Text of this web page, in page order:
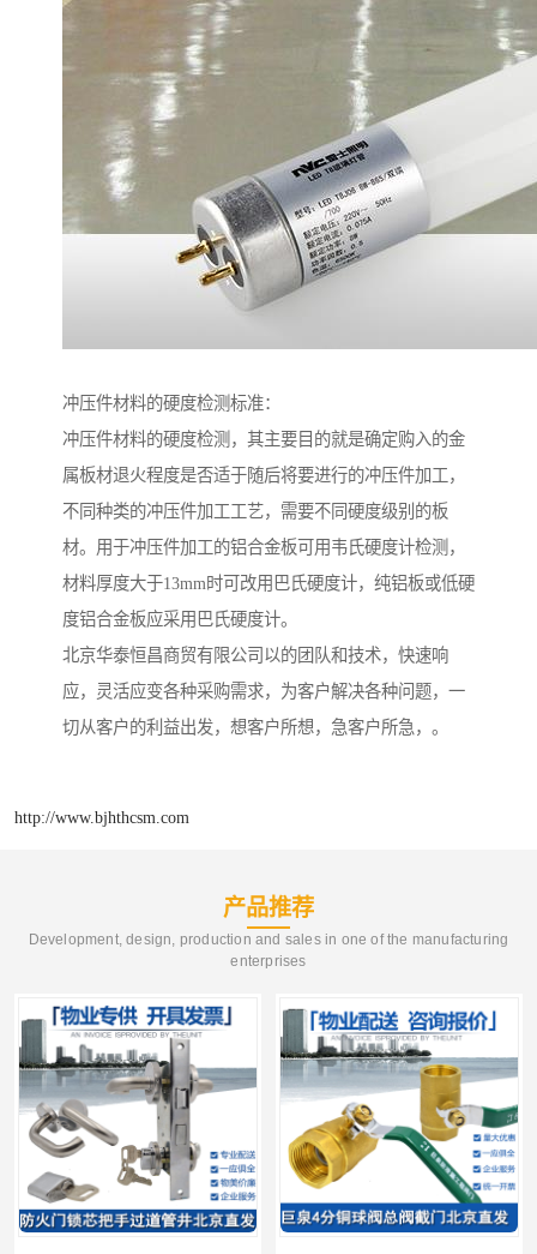
冲压件材料的硬度检测标准：
冲压件材料的硬度检测，其主要目的就是确定购入的金
属板材退火程度是否适于随后将要进行的冲压件加工，
不同种类的冲压件加工工艺，需要不同硬度级别的板
材。用于冲压件加工的铝合金板可用韦氏硬度计检测，
材料厚度大于13mm时可改用巴氏硬度计，纯铝板或低硬
度铝合金板应采用巴氏硬度计。
北京华泰恒昌商贸有限公司以的团队和技术，快速响
应，灵活应变各种采购需求，为客户解决各种问题，一
切从客户的利益出发，想客户所想，急客户所急，。
http://www.bjhthcsm.com
产品推荐
Development, design, production and sales in one of the manufacturing
enterprises